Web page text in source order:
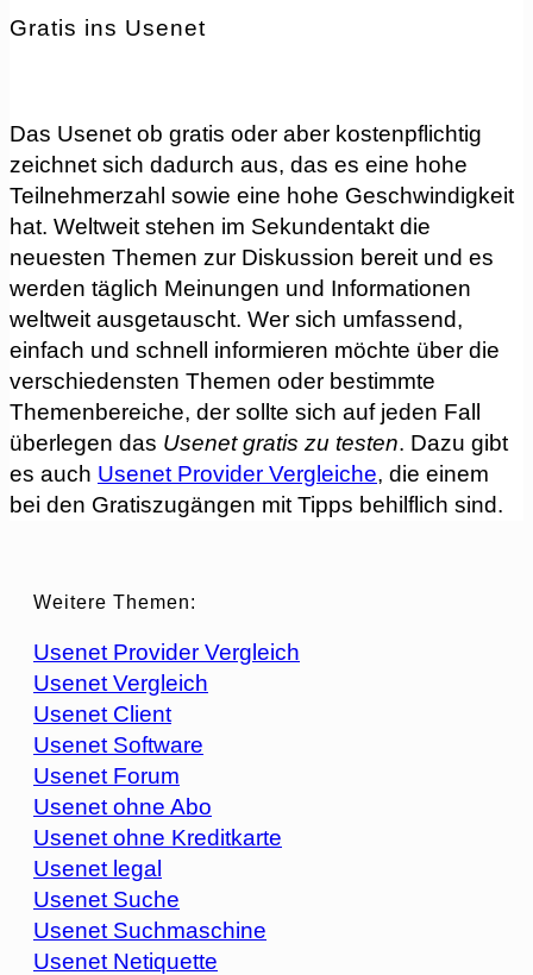
Gratis ins Usenet
Das Usenet ob gratis oder aber kostenpflichtig
zeichnet sich dadurch aus, das es eine hohe
Teilnehmerzahl sowie eine hohe Geschwindigkeit
hat. Weltweit stehen im Sekundentakt die
neuesten Themen zur Diskussion bereit und es
werden täglich Meinungen und Informationen
weltweit ausgetauscht. Wer sich umfassend,
einfach und schnell informieren möchte über die
verschiedensten Themen oder bestimmte
Themenbereiche, der sollte sich auf jeden Fall
überlegen das Usenet gratis zu testen. Dazu gibt
es auch Usenet Provider Vergleiche, die einem
bei den Gratiszugängen mit Tipps behilflich sind.
Weitere Themen:
Usenet Provider Vergleich
Usenet Vergleich
Usenet Client
Usenet Software
Usenet Forum
Usenet ohne Abo
Usenet ohne Kreditkarte
Usenet legal
Usenet Suche
Usenet Suchmaschine
Usenet Netiquette